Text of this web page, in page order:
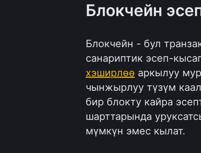
Блокчейн
Блокчейн - бул
санариптик эсеп-
хэширлөө аркылуу
чынжырлуу түзүм
бир блокту кайра
шарттарында
мүмкүн эмес кылат.